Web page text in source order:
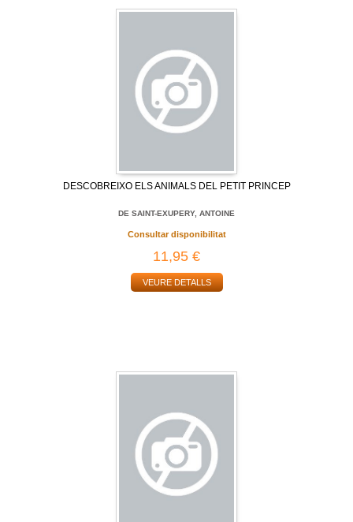
DESCOBREIXO ELS ANIMALS DEL PETIT PRINCEP
DE SAINT-EXUPERY, ANTOINE
Consultar disponibilitat
11,95 €
VEURE DETALLS